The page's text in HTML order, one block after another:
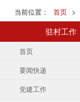
当前位置： 首页 >
驻村工作
首页
要闻快递
党建工作